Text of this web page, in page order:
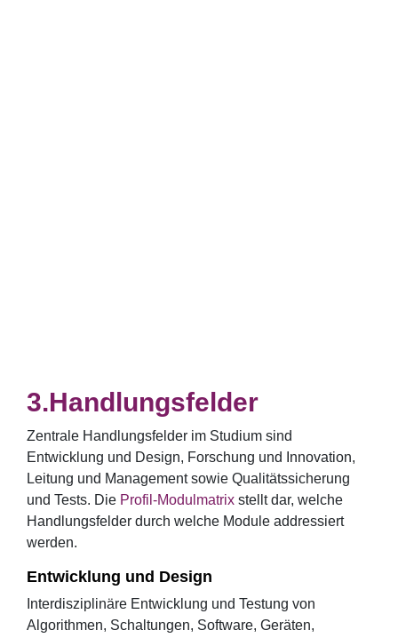
Handlungsfelder
Zentrale Handlungsfelder im Studium sind
Entwicklung und Design, Forschung und Innovation,
Leitung und Management sowie Qualitätssicherung
und Tests. Die Profil-Modulmatrix stellt dar, welche
Handlungsfelder durch welche Module addressiert
werden.
Entwicklung und Design
Interdisziplinäre Entwicklung und Testung von
Algorithmen, Schaltungen, Software, Geräten,